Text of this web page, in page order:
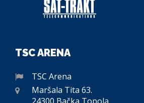
TSC ARENA
TSC Arena
Maršala Tita 63.